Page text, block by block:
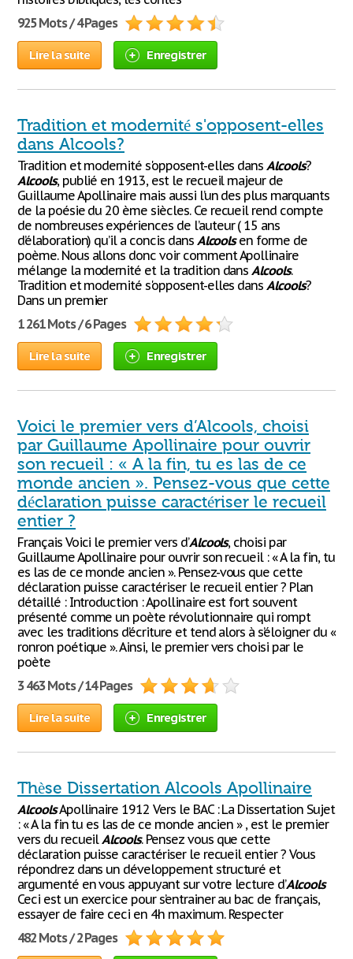
925 Mots / 4 Pages
Lire la suite Enregistrer
Tradition et modernité s'opposent-elles
dans Alcools?
Tradition et modernité s'opposent-elles dansAlcools?
Alcools, publié en 1913, est le recueil majeur de
Guillaume Apollinaire mais aussi l’un des plus marquants
de la poésie du 20 ème siècles. Ce recueil rend compte
de nombreuses expériences de l’auteur ( 15 ans
d’élaboration) qu’il a concis dans Alcoolsen forme de
poème. Nous allons donc voir comment Apollinaire
mélange la modernité et la tradition dansAlcools.
Tradition et modernité s'opposent-elles dansAlcools?
Dans un premier
1 261 Mots / 6 Pages
Lire la suite Enregistrer
Voici le premier vers d’Alcools, choisi
par Guillaume Apollinaire pour ouvrir
son recueil : « A la fin, tu es las de ce
monde ancien ». Pensez-vous que cette
déclaration puisse caractériser le recueil
entier ?
Français Voici le premier vers d’Alcools, choisi par
Guillaume Apollinaire pour ouvrir son recueil : « A la fin, tu
es las de ce monde ancien ». Pensez-vous que cette
déclaration puisse caractériser le recueil entier ? Plan
détaillé : Introduction : Apollinaire est fort souvent
présenté comme un poète révolutionnaire qui rompt
avec les traditions d’écriture et tend alors à s’éloigner du «
ronron poétique ». Ainsi, le premier vers choisi par le
poète
3 463 Mots / 14 Pages
Lire la suite Enregistrer
Thèse Dissertation Alcools Apollinaire
AlcoolsApollinaire 1912 Vers le BAC : La Dissertation Sujet
: « A la fin tu es las de ce monde ancien » , est le premier
vers du recueilAlcools. Pensez vous que cette
déclaration puisse caractériser le recueil entier ? Vous
répondrez dans un développement structuré et
argumenté en vous appuyant sur votre lecture d’Alcools
Ceci est un exercice pour s’entrainer au bac de français,
essayer de faire ceci en 4h maximum. Respecter
482 Mots / 2 Pages